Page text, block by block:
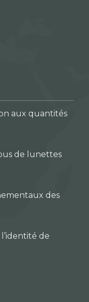
aux quantités
de lunettes
des
de